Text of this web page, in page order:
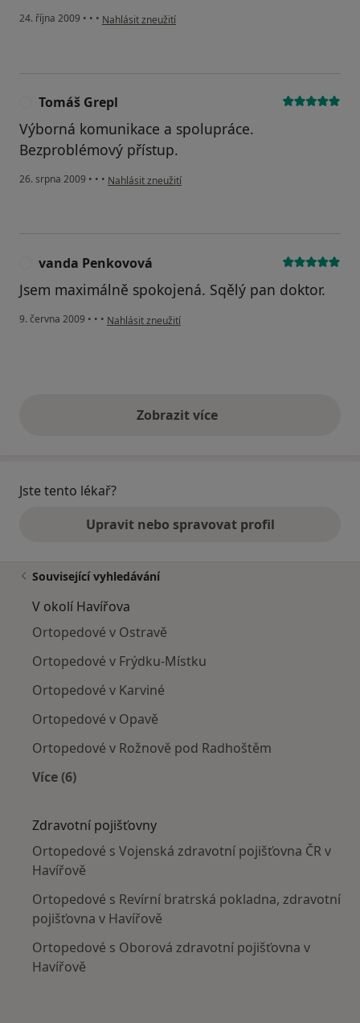
24. října 2009 • • • podle názoru uživatele Váš účet byl odstraněn
Nahlásit zneužití
Tomáš Grepl
Výborná komunikace a spolupráce.
Bezproblémový přístup.
26. srpna 2009 • • • podle názoru uživatele Tomáš Grepl
Nahlásit zneužití
vanda Penkovová
Jsem maximálně spokojená. Sqělý pan doktor.
9. června 2009 • • • podle názoru uživatele vanda Penkovová
Nahlásit zneužití
Zobrazit vícevýše uvedené názory
Jste tento lékař?
Upravit nebo spravovat profil
Související vyhledávání
V okolí Havířova
Ortopedové v Ostravě
Ortopedové v Frýdku-Místku
Ortopedové v Karviné
Ortopedové v Opavě
Ortopedové v Rožnově pod Radhoštěm
Více (6)
Zdravotní pojišťovny
Ortopedové s Vojenská zdravotní pojišťovna ČR v
Havířově
Ortopedové s Revírní bratrská pokladna, zdravotní
pojišťovna v Havířově
Ortopedové s Oborová zdravotní pojišťovna v
Havířově